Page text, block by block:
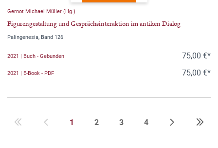
Gernot Michael Müller (Hg.)
Figurengestaltung und Gesprächsinteraktion im antiken Dialog
Palingenesia, Band 126
2021 | Buch - Gebunden 75,00 €*
2021 | E-Book - PDF 75,00 €*
1 2 3 4